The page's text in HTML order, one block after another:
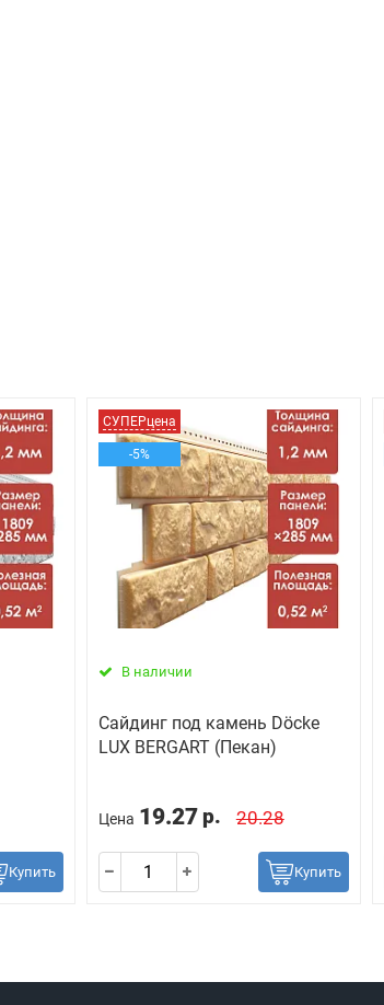
Купить
СУПЕРцена
-5%
В наличии
Сайдинг под камень Döcke
LUX BERGART (Пекан)
Цена 19.27 р. 20.28
Купить